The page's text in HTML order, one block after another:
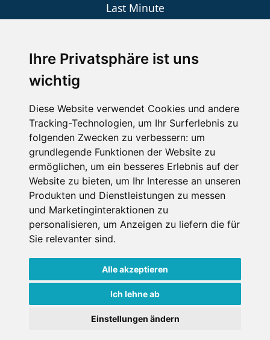
Ihre Privatsphäre ist uns
wichtig
Diese Website verwendet Cookies und andere
Tracking-Technologien, um Ihr Surferlebnis zu
folgenden Zwecken zu verbessern: um
grundlegende Funktionen der Website zu
ermöglichen, um ein besseres Erlebnis auf der
Website zu bieten, um Ihr Interesse an unseren
Produkten und Dienstleistungen zu messen
und Marketinginteraktionen zu
personalisieren, um Anzeigen zu liefern die für
Sie relevanter sind.
Alle akzeptieren
Ich lehne ab
Einstellungen ändern
Last Minute
Wellness
SCHNEEHÖHEN SKI APP
Die Schneehoehen Ski APP für iOS und Android - Ein
Muss für alle Wintersportler und Schneefreaks!
Impressum
Datenschutz
Nutzungsbedingungen
Kontakt
Portale
FAQ Newsletter Mediadaten